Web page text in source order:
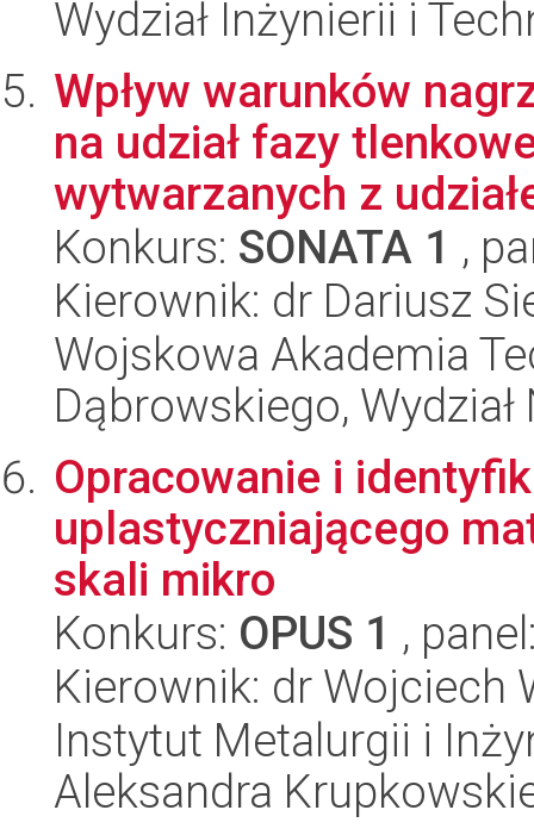
Wydział Inżynierii i
Wpływ warunków
na udział fazy
wytwarzanych z
Konkurs: SONATA 1 ,
Kierownik: dr Dariusz
Wojskowa Akademia
Dąbrowskiego,
Opracowanie i
uplastyczniającego
skali mikro
Konkurs: OPUS 1 ,
Kierownik: dr Wojciech
Instytut Metalurgii i
Aleksandra